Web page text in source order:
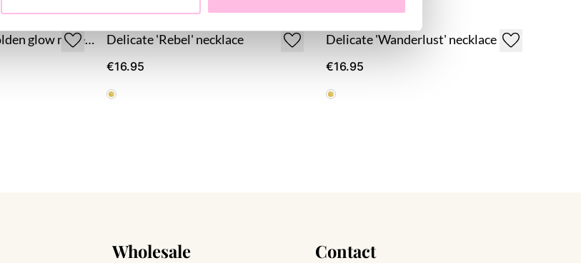
Miyuki necklace - Golden glow nude shades Delicate 'Rebel' necklace
€16.95
Delicate 'Wanderlust' necklace
€16.95
Wholesale Contact